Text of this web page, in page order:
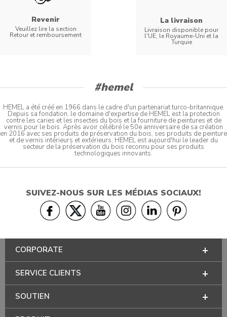
Revenir
Veuillez lire la section
Retour et remboursement
La livraison
Livraison disponible pour
l'UE, le Royaume-Uni et la
Turquie
#hemel
HEMEL a été créé en 1966 dans le cadre d'un partenariat turco-britannique.
Depuis sa fondation, le domaine d'expertise de HEMEL est la protection
contre les caries et les insectes du bois et la fourniture de peintures et de
vernis pour le bois. Après avoir célébré le 50e anniversaire de sa création
en 2016 avec ses produits de préservation du bois, ses produits de peinture
et de vernis intérieurs et extérieurs, HEMEL est aujourd'hui le leader du
secteur de la préservation du bois reconnu pour ses produits
technologiques innovants.
SUIVEZ-NOUS SUR LES MÉDIAS SOCIAUX!
CORPORATE
SERVICE CLIENTS
SOUTIEN